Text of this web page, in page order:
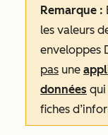
Remarque :
les valeurs
enveloppes
pas une
données qui
fiches